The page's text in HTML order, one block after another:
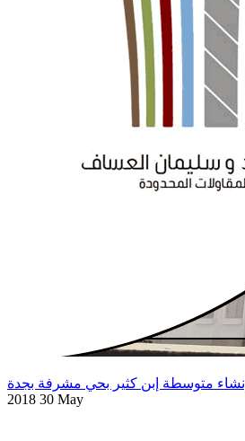
إنشاء متوسطة إبن كثير بحي مشرفة بجدة
2018 30 May